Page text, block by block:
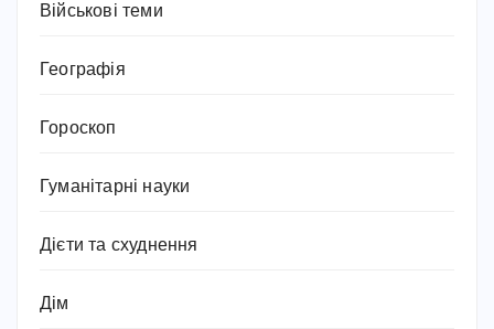
Військові теми
Географія
Гороскоп
Гуманітарні науки
Дієти та схуднення
Дім